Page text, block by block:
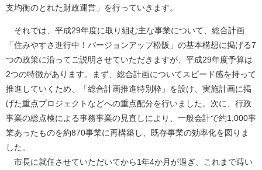
支均衡のとれた財政運営」を行っていきます。
それでは、平成29年度に取り組む主な事業について、総合計画
「住みやすさ進行中！バージョンアップ松阪」の基本構想に掲げる7
つの政策に沿ってご説明させていただきますが、平成29年度予算は
2つの特徴があります。まず、総合計画についてスピード感を持って
推進していくため、「総合計画推進特別枠」を設け、実施計画に掲
げた重点プロジェクトなどへの重点配分を行いました。次に、行政
事業の総点検による事務事業の見直しにより、一般会計で約1,000事
業あったものを約870事業に再構築し、既存事業の効率化を図りま
した。
市長に就任させていただいてから1年4か月が過ぎ、これまで蒔い